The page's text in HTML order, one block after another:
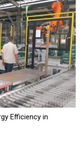
Efficiency in